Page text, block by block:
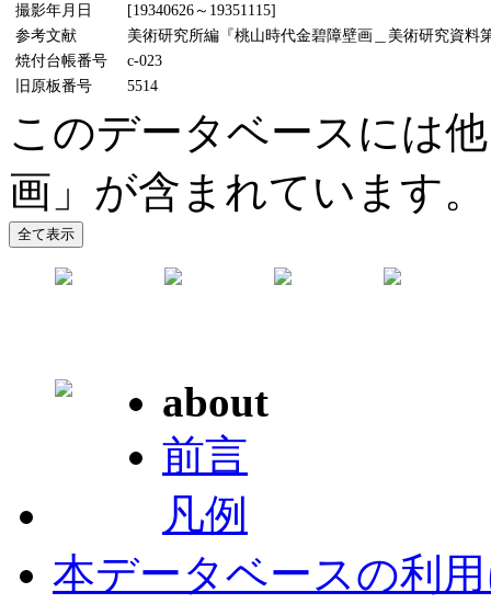
撮影年月日
[19340626～19351115]
参考文献
美術研究所編『桃山時代金碧障壁画＿美術研究資料
焼付台帳番号
c-023
旧原板番号
5514
このデータベースには
画」が含まれています。
about
前言
凡例
本データベースの利